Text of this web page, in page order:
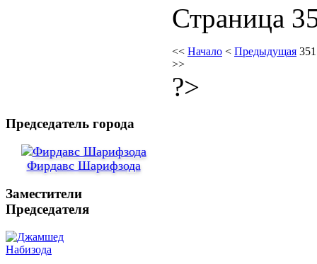
Страница
<< Начало < Предыдущая 351
>>
?>
Председатель города
Фирдавс Шарифзода
Заместители
Председателя